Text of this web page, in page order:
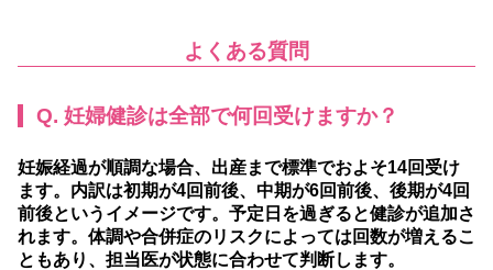
よくある質問
Q. 妊婦健診は全部で何回受けますか？
妊娠経過が順調な場合、出産まで標準でおよそ14回受け
ます。内訳は初期が4回前後、中期が6回前後、後期が4回
前後というイメージです。予定日を過ぎると健診が追加さ
れます。体調や合併症のリスクによっては回数が増えるこ
ともあり、担当医が状態に合わせて判断します。